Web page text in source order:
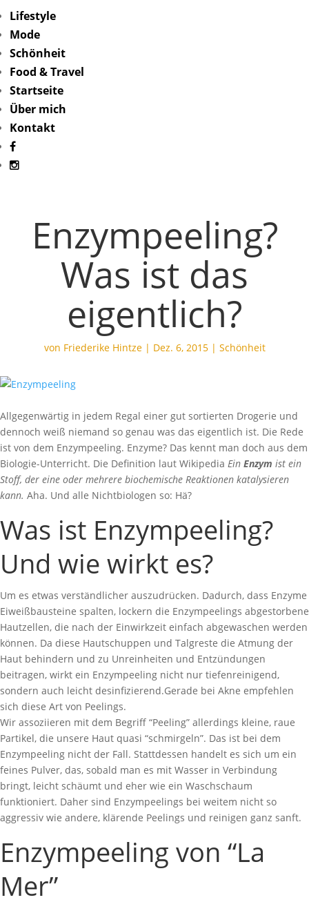
Lifestyle
Mode
Schönheit
Food & Travel
Startseite
Über mich
Kontakt
Enzympeeling?
Was ist das
eigentlich?
von Friederike Hintze| Dez. 6, 2015| Schönheit
Allgegenwärtig in jedem Regal einer gut sortierten Drogerie und
dennoch weiß niemand so genau was das eigentlich ist. Die Rede
ist von dem Enzympeeling. Enzyme? Das kennt man doch aus dem
Biologie-Unterricht. Die Definition laut Wikipedia Ein Enzym ist ein
Stoff, der eine oder mehrere biochemische Reaktionen katalysieren
kann. Aha. Und alle Nichtbiologen so: Hä?
Was ist Enzympeeling?
Und wie wirkt es?
Um es etwas verständlicher auszudrücken. Dadurch, dass Enzyme
Eiweißbausteine spalten, lockern die Enzympeelings abgestorbene
Hautzellen, die nach der Einwirkzeit einfach abgewaschen werden
können. Da diese Hautschuppen und Talgreste die Atmung der
Haut behindern und zu Unreinheiten und Entzündungen
beitragen, wirkt ein Enzympeeling nicht nur tiefenreinigend,
sondern auch leicht desinfizierend.Gerade bei Akne empfehlen
sich diese Art von Peelings.
Wir assoziieren mit dem Begriff “Peeling” allerdings kleine, raue
Partikel, die unsere Haut quasi “schmirgeln”. Das ist bei dem
Enzympeeling nicht der Fall. Stattdessen handelt es sich um ein
feines Pulver, das, sobald man es mit Wasser in Verbindung
bringt, leicht schäumt und eher wie ein Waschschaum
funktioniert. Daher sind Enzympeelings bei weitem nicht so
aggressiv wie andere, klärende Peelings und reinigen ganz sanft.
Enzympeeling von “La
Mer”